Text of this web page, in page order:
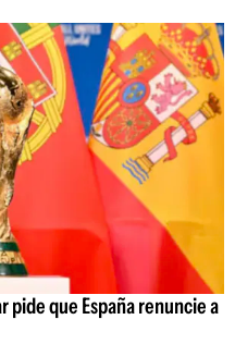
pide que España renuncie a